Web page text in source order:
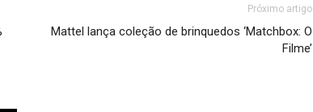
Próximo artigo
Mattel lança coleção de brinquedos ‘Matchbox: O
Filme’